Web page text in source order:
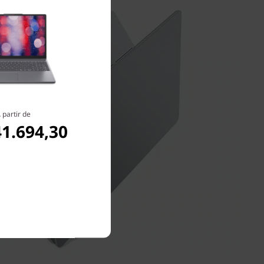
partir de